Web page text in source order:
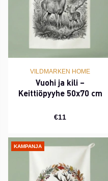
VILDMARKEN HOME
Vuohi ja kili –
Keittiöpyyhe 50x70 cm
€11
KAMPANJA